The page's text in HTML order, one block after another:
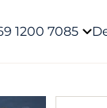
1200 7085